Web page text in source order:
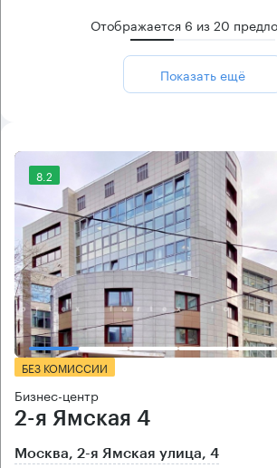
Отображается 6 из20
Показать ещё
8.2
БЕЗ КОМИССИИ
Бизнес-центр
2-я Ямская 4
Москва, 2-я Ямская улица, 4